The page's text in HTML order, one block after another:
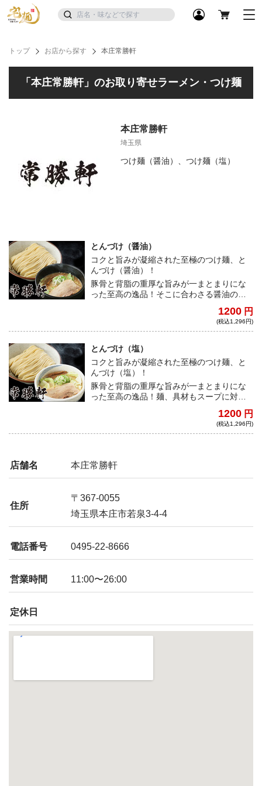
トップ お店から探す 本庄常勝軒
「本庄常勝軒」のお取り寄せラーメン・つけ麺
本庄常勝軒
埼玉県
つけ麺（醤油）、つけ麺（塩）
とんづけ（醤油）
コクと旨みが凝縮された至極のつけ麺、と
んづけ（醤油）！
豚骨と背脂の重厚な旨みが一まとまりにな
った至高の逸品！そこに合わさる醤油のコ
代においてもお客様を魅了する「常勝」の
1200 円
(税込1,296円)
とんづけ（塩）
コクと旨みが凝縮された至極のつけ麺、と
んづけ（塩）！
豚骨と背脂の重厚な旨みが一まとまりにな
った至高の逸品！麺、具材もスープに対し
る時代でもお客様を魅了する「常勝」の一
1200 円
(税込1,296円)
店舗名 本庄常勝軒
住所
〒367-0055
埼玉県本庄市若泉3-4-4
電話番号 0495-22-8666
営業時間 11:00〜26:00
定休日